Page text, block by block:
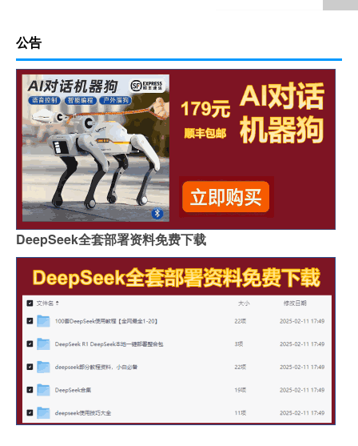
公告
DeepSeek全套部署资料免费下载